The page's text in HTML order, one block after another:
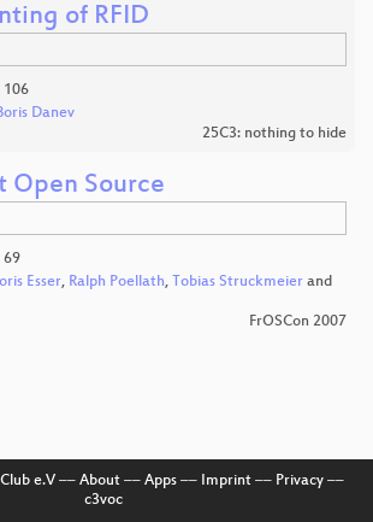
of RFID
106
Danev
25C3: nothing to hide
Source
69
Esser, Ralph Poellath, Tobias Struckmeier and
FrOSCon 2007
e.V–– About–– Apps–– Imprint–– Privacy––
c3voc